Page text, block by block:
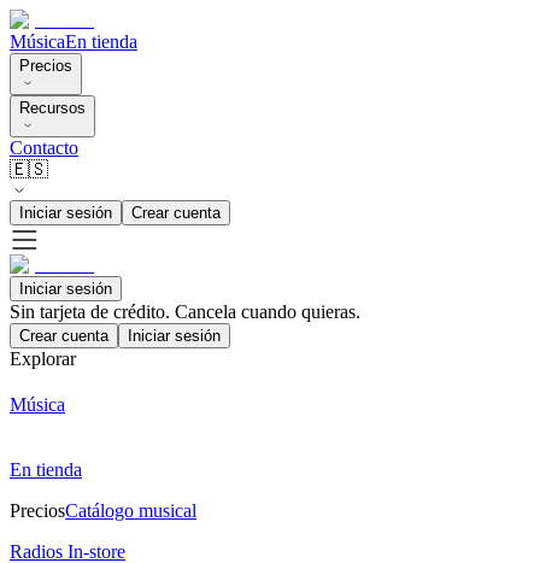
MúsicaEn tienda
Precios
Recursos
Contacto
🇪🇸
Iniciar sesión Crear cuenta
Iniciar sesión
Sin tarjeta de crédito. Cancela cuando quieras.
Crear cuenta Iniciar sesión
Explorar
Música
En tienda
PreciosCatálogo musical
Radios In-store